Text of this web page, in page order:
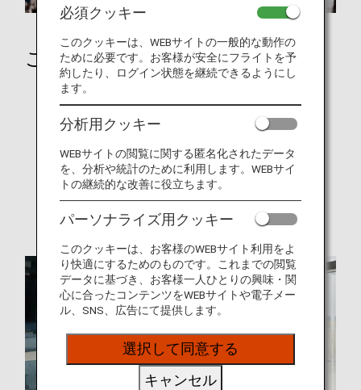
ご旅行の前に
就航都市
オンラインチェックイン
手荷物
旅CUBE（空港アクセス検索）
必須クッキー
このクッキーは、WEBサイトの一般的な動作の
ために必要です。お客様が安全にフライトを予
約したり、ログイン状態を継続できるようにし
ます。
分析用クッキー
WEBサイトの閲覧に関する匿名化されたデータ
を、分析や統計のために利用します。WEBサイ
トの継続的な改善に役立ちます。
パーソナライズ用クッキー
このクッキーは、お客様のWEBサイト利用をよ
り快適にするためのものです。これまでの閲覧
データに基づき、お客様一人ひとりの興味・関
心に合ったコンテンツをWEBサイトや電子メー
ル、SNS、広告にて提供します。
選択して同意する
キャンセル